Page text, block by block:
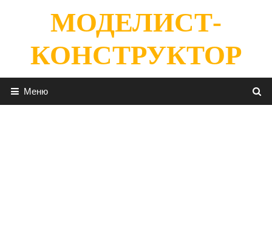
содержимомуМОДЕЛИСТ-
КОНСТРУКТОР
Меню